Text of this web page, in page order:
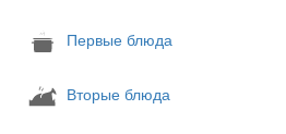
Первые блюда
Вторые блюда